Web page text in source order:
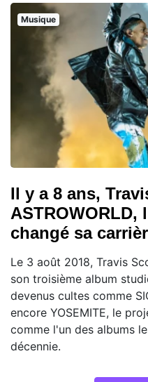
Musique
Il y a 8 ans,
changé sa
Le 3 août 2018, Travis
son troisième album
devenus cultes comme
encore YOSEMITE, le
comme l'un des albums
décennie.